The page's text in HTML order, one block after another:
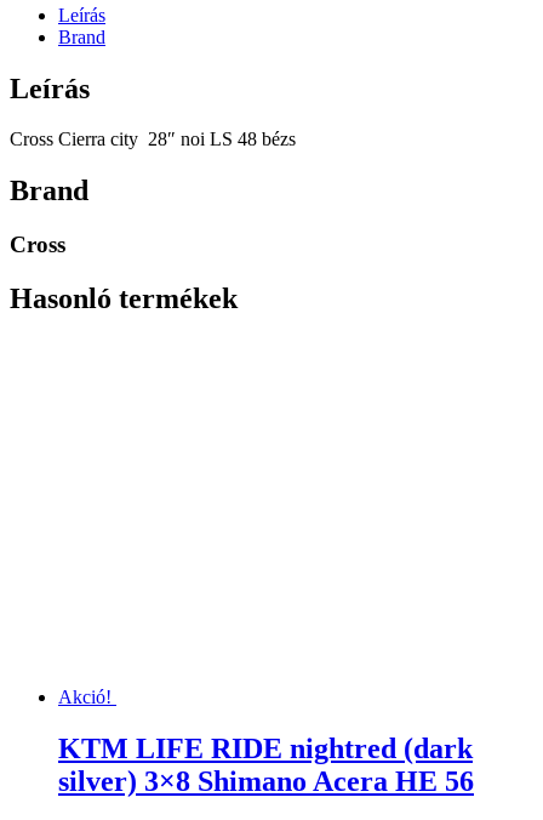
Leírás
Brand
Leírás
Cross Cierra city 28″ noi LS 48 bézs
Brand
Cross
Hasonló termékek
Akció!
KTM LIFE RIDE nightred (dark
silver) 3×8 Shimano Acera HE 56